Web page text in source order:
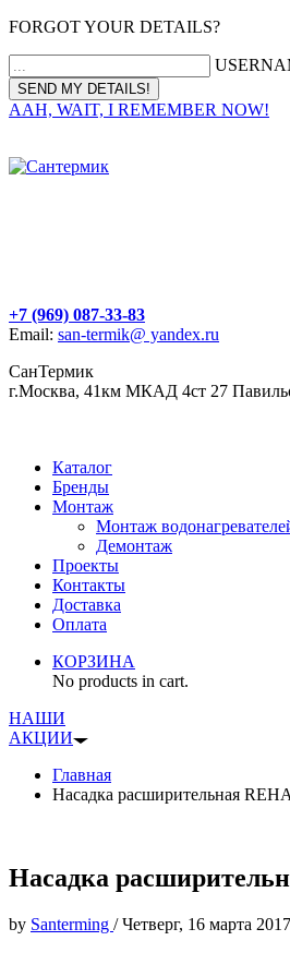
FORGOT YOUR DETAILS?
AAH, WAIT, I REMEMBER NOW!
+7 (969) 087-33-83
Email: san-termik@ yandex.ru
СанТермик
г.Москва, 41км МКАД 4ст 27
Каталог
Бренды
Монтаж
Монтаж
Демонтаж
Проекты
Контакты
Доставка
Оплата
КОРЗИНА
No products in cart.
НАШИ
АКЦИИ
Главная
Насадка расширительная
Насадка
by Santerming /Четверг, 16 марта 2017